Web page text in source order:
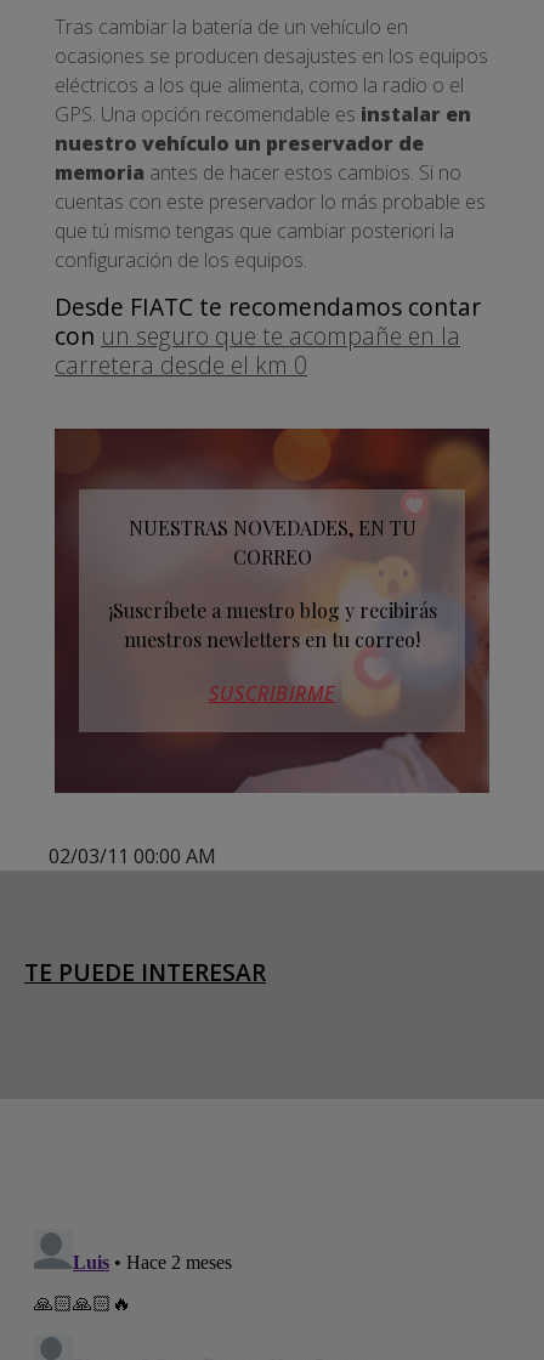
Tras cambiar la batería de un vehículo en
ocasiones se producen desajustes en los equipos
eléctricos a los que alimenta, como la radio o el
GPS. Una opción recomendable es instalar en
nuestro vehículo un preservador de
memoria antes de hacer estos cambios. Si no
cuentas con este preservador lo más probable es
que tú mismo tengas que cambiar posteriori la
configuración de los equipos.
Desde FIATC te recomendamos contar
con un seguro que te acompañe en la
carretera desde el km 0
NUESTRAS NOVEDADES, EN TU
CORREO
¡Suscríbete a nuestro blog y recibirás
nuestros newletters en tu correo!
SUSCRIBIRME
02/03/11 00:00 AM
TE PUEDE INTERESAR